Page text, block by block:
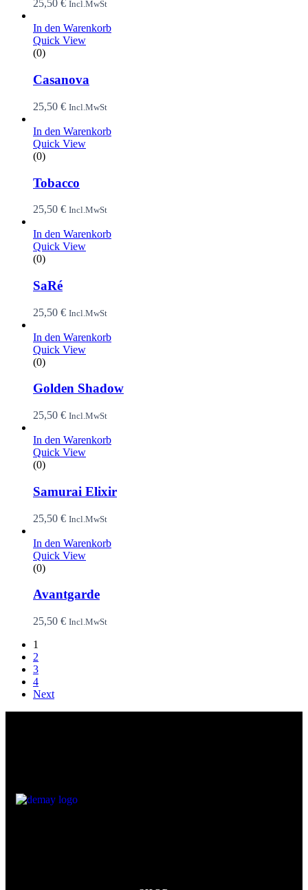
25,50 € Incl.MwSt
In den Warenkorb
Quick View
(0)
Casanova
25,50 € Incl.MwSt
In den Warenkorb
Quick View
(0)
Tobacco
25,50 € Incl.MwSt
In den Warenkorb
Quick View
(0)
SaRé
25,50 € Incl.MwSt
In den Warenkorb
Quick View
(0)
Golden Shadow
25,50 € Incl.MwSt
In den Warenkorb
Quick View
(0)
Samurai Elixir
25,50 € Incl.MwSt
In den Warenkorb
Quick View
(0)
Avantgarde
25,50 € Incl.MwSt
1
2
3
4
Next